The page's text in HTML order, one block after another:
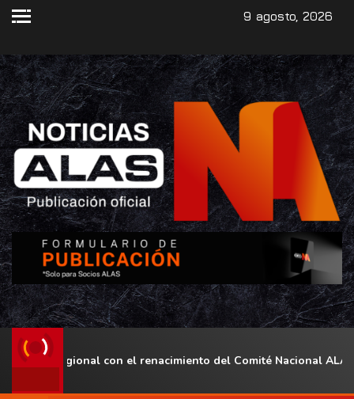
9 agosto, 2026
regional con el renacimiento del Comité Nacional ALAS